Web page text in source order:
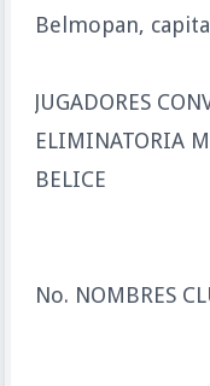
Belmopan,
JUGADORES
ELIMINATORIA
BELICE
No. NOMBRES